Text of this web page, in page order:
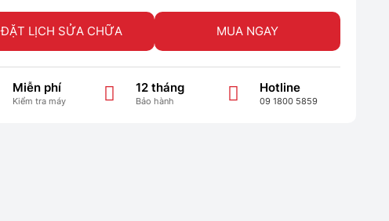
ĐẶT LỊCH SỬA CHỮA MUA NGAY
Miễn phí
Kiểm tra máy
12 tháng
Bảo hành
Hotline
09 1800 5859